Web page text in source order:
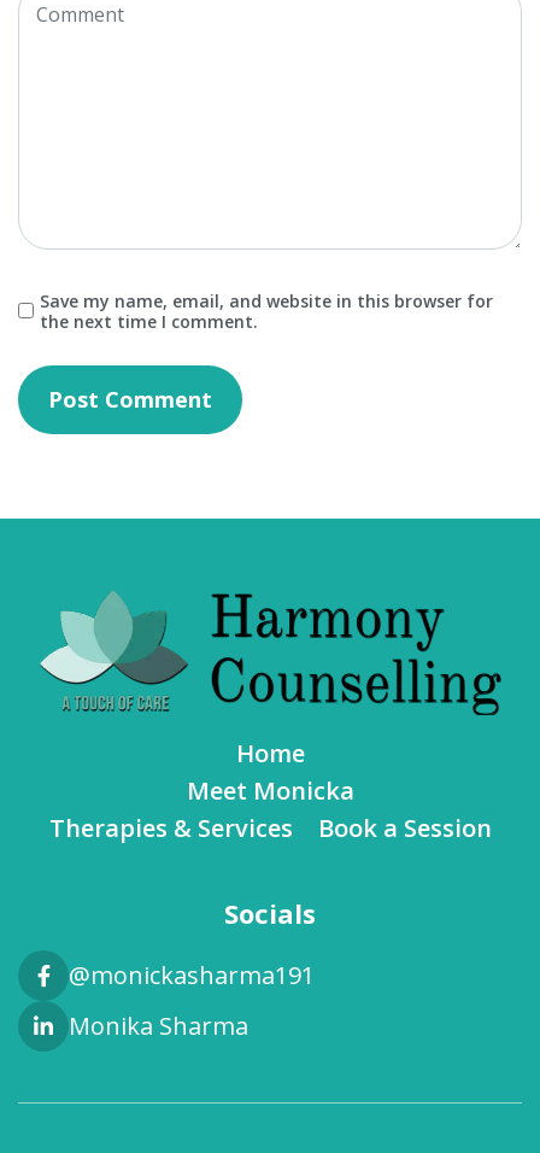
Save my name, email, and website in this browser for
the next time I comment.
Home
Meet Monicka
Therapies & Services
Book a Session
Socials
@monickasharma191
Monika Sharma